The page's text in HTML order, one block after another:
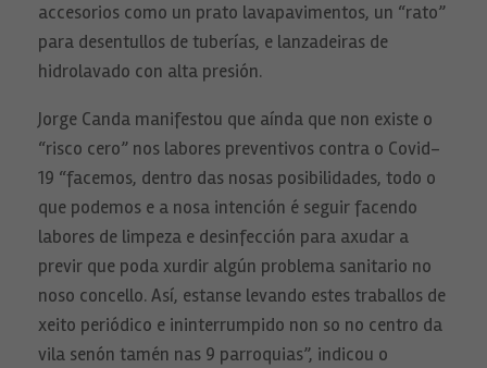
accesorios como un prato lavapavimentos, un “rato”
para desentullos de tuberías, e lanzadeiras de
hidrolavado con alta presión.
Jorge Canda manifestou que aínda que non existe o
“risco cero” nos labores preventivos contra o Covid-
19 “facemos, dentro das nosas posibilidades, todo o
que podemos e a nosa intención é seguir facendo
labores de limpeza e desinfección para axudar a
previr que poda xurdir algún problema sanitario no
noso concello. Así, estanse levando estes traballos de
xeito periódico e ininterrumpido non so no centro da
vila senón tamén nas 9 parroquias”, indicou o
Necesarias
Estas
son
opcionales.
Son
necesarias
funcione la
web.